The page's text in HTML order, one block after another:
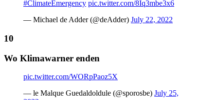
#ClimateEmergency pic.twitter.com/8Iq3mbe3x6
— Michael de Adder (@deAdder) July 22, 2022
Wo Klimawarner enden
pic.twitter.com/WORpPaoz5X
— le Malque Guedaldoldule (@sporosbe) July 25,